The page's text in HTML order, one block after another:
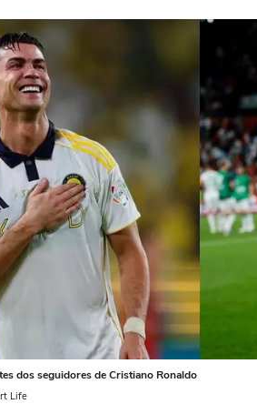
dos seguidores de Cristiano Ronaldo
Life